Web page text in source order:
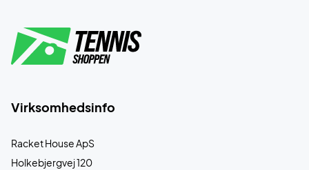
Virksomhedsinfo
Racket House ApS
Holkebjergvej 120